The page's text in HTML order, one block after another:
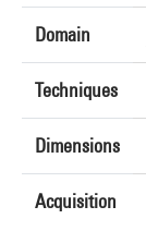
Domain
Techniques
Dimensions
Acquisition